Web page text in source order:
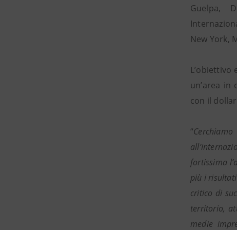
Guelpa,
New York,
un’area
con il
“
fortissima
più i
critico di
territorio,
medie